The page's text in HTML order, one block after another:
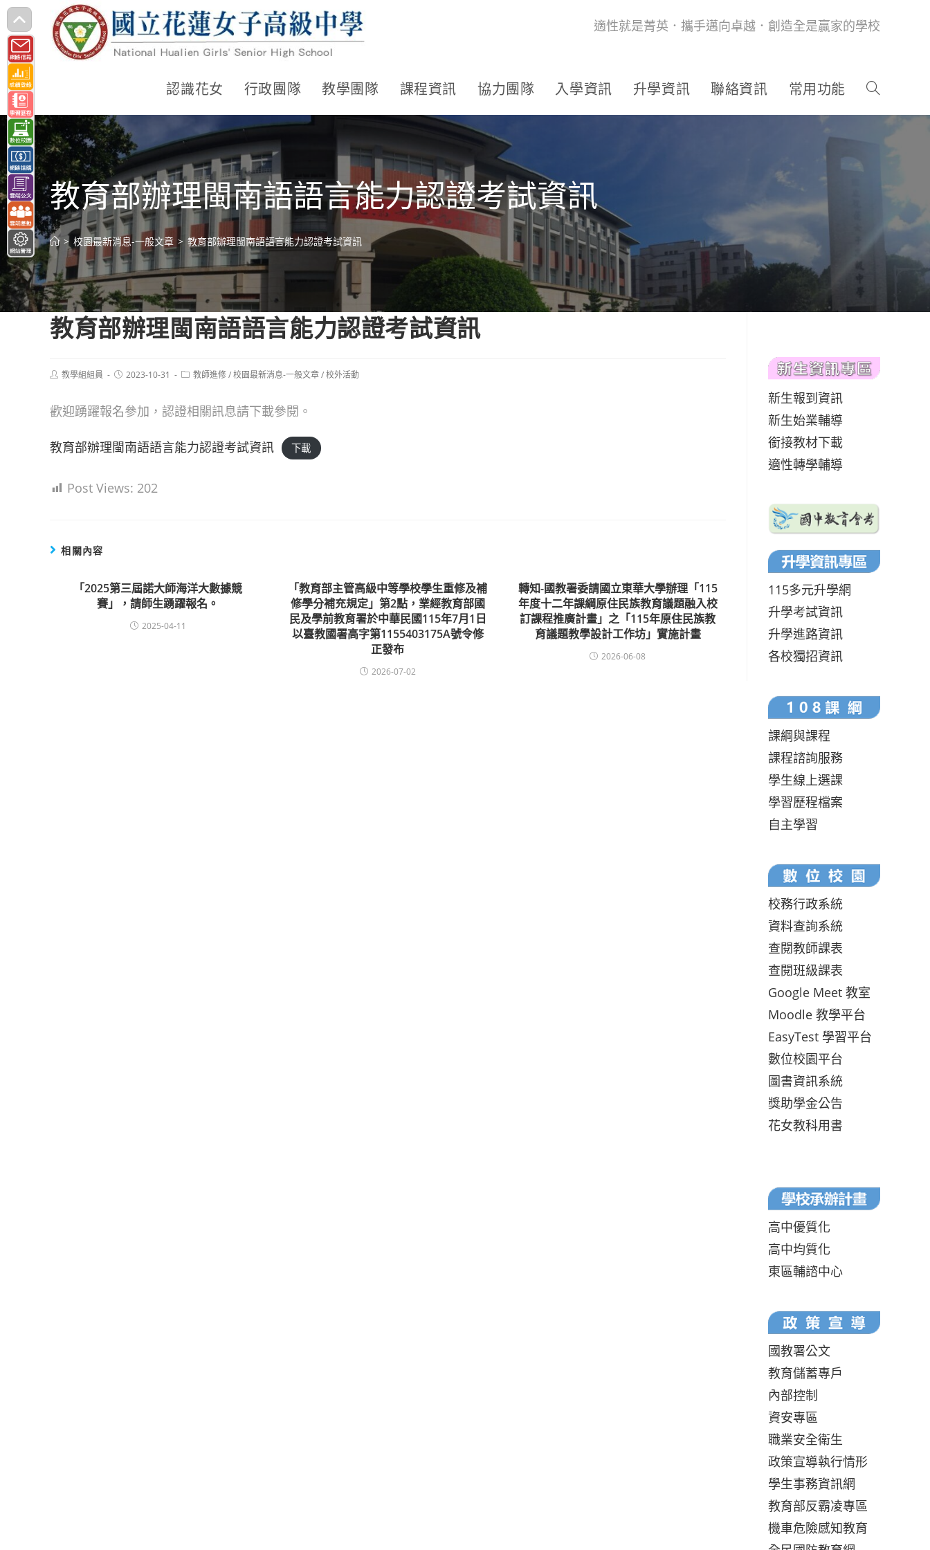
跳
轉
至
主
要
內
容
適性就是菁英．攜手邁向卓越．創造全是贏家的學校
認識花女 行政團隊 教學團隊 課程資訊 協力團隊 入學資訊 升學資訊 聯絡資訊 常用功能
教育部辦理閩南語語言能力認證考試資訊
> 校園最新消息-一般文章 > 教育部辦理閩南語語言能力認證考試資訊
教育部辦理閩南語語言能力認證考試資訊
Post教學組組員
Post2023-10-31
Post教師進修/校園最新消息-一般文章/校外活動
歡迎踴躍報名參加，認證相關訊息請下載參閱。
教育部辦理閩南語語言能力認證考試資訊 下載
Post Views: 202
相關內容
「2025第三屆諾大師海洋大數據競
賽」，請師生踴躍報名。
2025-04-11
「教育部主管高級中等學校學生重修及補
修學分補充規定」第2點，業經教育部國
民及學前教育署於中華民國115年7月1日
以臺教國署高字第1155403175A號令修
正發布
2026-07-02
轉知-國教署委請國立東華大學辦理「115
年度十二年課綱原住民族教育議題融入校
訂課程推廣計畫」之「115年原住民族教
育議題教學設計工作坊」實施計畫
2026-06-08
新生報到資訊
新生始業輔導
銜接教材下載
適性轉學輔導
115多元升學網
升學考試資訊
升學進路資訊
各校獨招資訊
課綱與課程
課程諮詢服務
學生線上選課
學習歷程檔案
自主學習
校務行政系統
資料查詢系統
查閱教師課表
查閱班級課表
Google Meet 教室
Moodle 教學平台
EasyTest 學習平台
數位校園平台
圖書資訊系統
獎助學金公告
花女教科用書
高中優質化
高中均質化
東區輔諮中心
國教署公文
教育儲蓄專戶
內部控制
資安專區
職業安全衛生
政策宣導執行情形
學生事務資訊網
教育部反霸凌專區
機車危險感知教育